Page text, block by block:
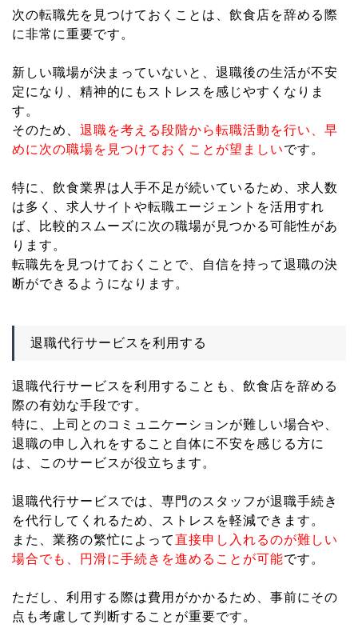
次の転職先を見つけておくことは、飲食店を辞める際
に非常に重要です。
新しい職場が決まっていないと、退職後の生活が不安
定になり、精神的にもストレスを感じやすくなりま
す。
そのため、 退職を考える段階から転職活動を行い、早
めに次の職場を見つけておくことが望ましいです。
特に、飲食業界は人手不足が続いているため、求人数
は多く、求人サイトや転職エージェントを活用すれ
ば、比較的スムーズに次の職場が見つかる可能性があ
ります。
転職先を見つけておくことで、自信を持って退職の決
断ができるようになります。
退職代行サービスを利用する
退職代行サービスを利用することも、飲食店を辞める
際の有効な手段です。
特に、上司とのコミュニケーションが難しい場合や、
退職の申し入れをすること自体に不安を感じる方に
は、このサービスが役立ちます。
退職代行サービスでは、専門のスタッフが退職手続き
を代行してくれるため、ストレスを軽減できます。
また、業務の繁忙によって直接申し入れるのが難しい
場合でも、円滑に手続きを進めることが可能です。
ただし、利用する際は費用がかかるため、事前にその
点も考慮して判断することが重要です。